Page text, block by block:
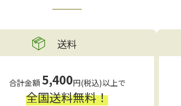
送料
合計金額5,400円(税込)以上で
全国送料無料！